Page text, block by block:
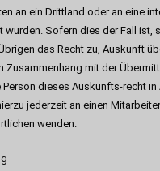
an ein Drittland oder an eine
wurden. Sofern dies der Fall ist,
das Recht zu, Auskunft
Zusammenhang mit der
dieses Auskunfts-recht in
jederzeit an einen
wenden.